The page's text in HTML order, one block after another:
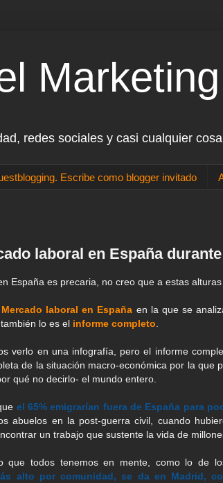
Marketing
redes sociales y casi cualquier
Escribe como blogger invitado
laboral en España durante
España es precaria, no creo que a estas
Mercado laboral en España en la que se
lo es el informe completo
verlo en una infografía, pero el informe
de la situación macro-económica por la que
qué no decirlo- el mundo entero.
el 65% emigrarían fuera de España para
abuelos en la post-guerra civil, cuando
un trabajo que sustente la vida de
que todos tenemos en mente, como lo de
alto por comunidad, se da en Madrid,